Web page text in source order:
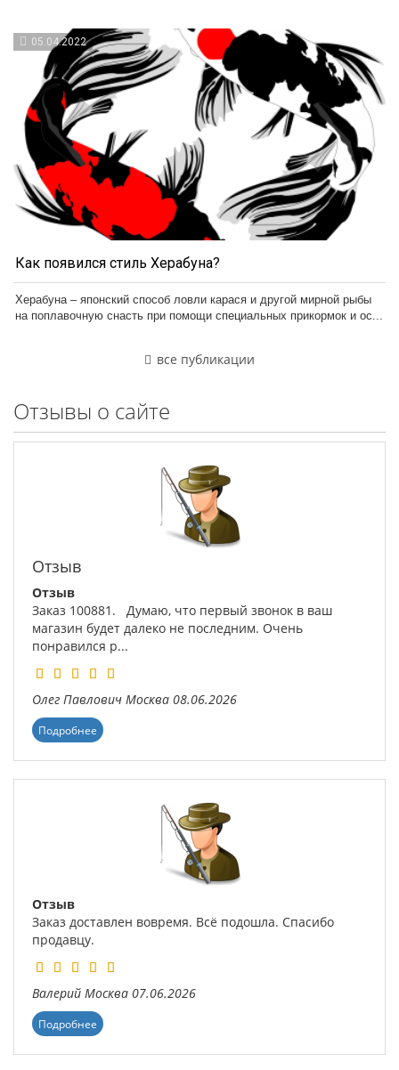
05.04.2022
Как появился стиль Херабуна?
Херабуна – японский способ ловли карася и другой мирной рыбы
на поплавочную снасть при помощи специальных прикормок и ос...
все публикации
Отзывы о сайте
Отзыв
Отзыв
Заказ 100881. Думаю, что первый звонок в ваш
магазин будет далеко не последним. Очень
понравился р...
Олег Павлович Москва 08.06.2026
Подробнее
Отзыв
Заказ доставлен вовремя. Всё подошла. Спасибо
продавцу.
Валерий Москва 07.06.2026
Подробнее